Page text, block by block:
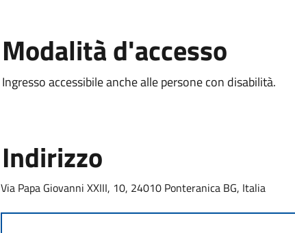
Modalità d'accesso
Ingresso accessibile anche alle persone con disabilità.
Indirizzo
Via Papa Giovanni XXIII, 10, 24010 Ponteranica BG, Italia